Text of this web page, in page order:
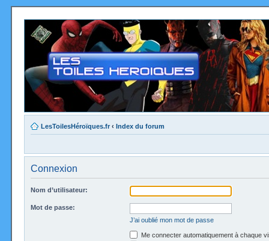
LesToilesHéroïques.fr ‹ Index du forum
Connexion
Nom d’utilisateur:
Mot de passe:
J’ai oublié mon mot de passe
Me connecter automatiquement à chaque